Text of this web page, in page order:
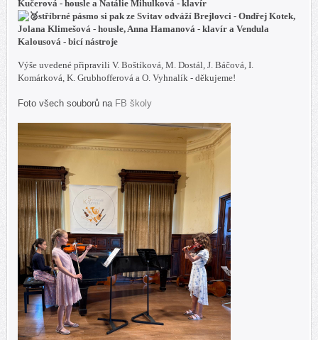
Kučerová - housle a Natálie Mihulková - klavír
stříbrné pásmo si pak ze Svitav odváží Brejlovci - Ondřej Kotek,
Jolana Klimešová - housle, Anna Hamanová - klavír a Vendula
Kalousová - bicí nástroje
Výše uvedené připravili V. Boštíková, M. Dostál, J. Báčová, I.
Komárková, K. Grubhofferová a O. Vyhnalík - děkujeme!
Foto všech souborů na FB školy